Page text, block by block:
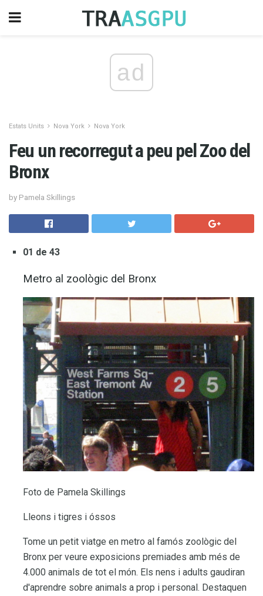
ad
Estats Units Nova York Nova York
Feu un recorregut a peu pel Zoo del
Bronx
by Pamela Skillings
01 de 43
Metro al zoològic del Bronx
Foto de Pamela Skillings
Lleons i tigres i óssos
Tome un petit viatge en metro al famós zoològic del
Bronx per veure exposicions premiades amb més de
4.000 animals de tot el món. Els nens i adults gaudiran
d'aprendre sobre animals a prop i personal. Destaquen